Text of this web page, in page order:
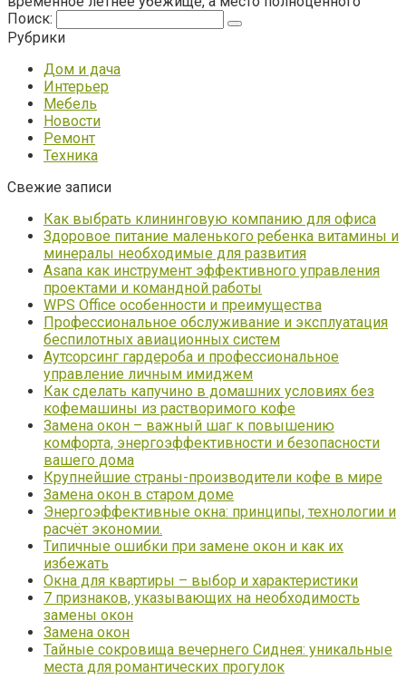
Поиск:
Рубрики
Дом и дача
Интерьер
Мебель
Новости
Ремонт
Техника
Свежие записи
Как выбрать клининговую компанию для офиса
Здоровое питание маленького ребенка витамины и
минералы необходимые для развития
Asana как инструмент эффективного управления
проектами и командной работы
WPS Office особенности и преимущества
Профессиональное обслуживание и эксплуатация
беспилотных авиационных систем
Аутсорсинг гардероба и профессиональное
управление личным имиджем
Как сделать капучино в домашних условиях без
кофемашины из растворимого кофе
Замена окон – важный шаг к повышению
комфорта, энергоэффективности и безопасности
вашего дома
Крупнейшие страны-производители кофе в мире
Замена окон в старом доме
Энергоэффективные окна: принципы, технологии и
расчёт экономии.
Типичные ошибки при замене окон и как их
избежать
Окна для квартиры – выбор и характеристики
7 признаков, указывающих на необходимость
замены окон
Замена окон
Тайные сокровища вечернего Сиднея: уникальные
места для романтических прогулок